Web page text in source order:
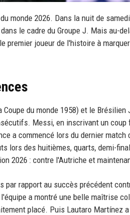
monde 2026. Dans la nuit de
le cadre du Groupe J. Mais au-
premier joueur de l'histoire à
du monde 1958) et le Brésilien
Messi, en inscrivant un coup
a commencé lors du dernier match
lors des huitièmes, quarts, demi-
2026 : contre l'Autriche et
par rapport au succès précédent
a montré une belle maîtrise
placé. Puis Lautaro Martínez